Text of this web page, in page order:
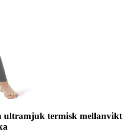
ultramjuk termisk mellanvikt